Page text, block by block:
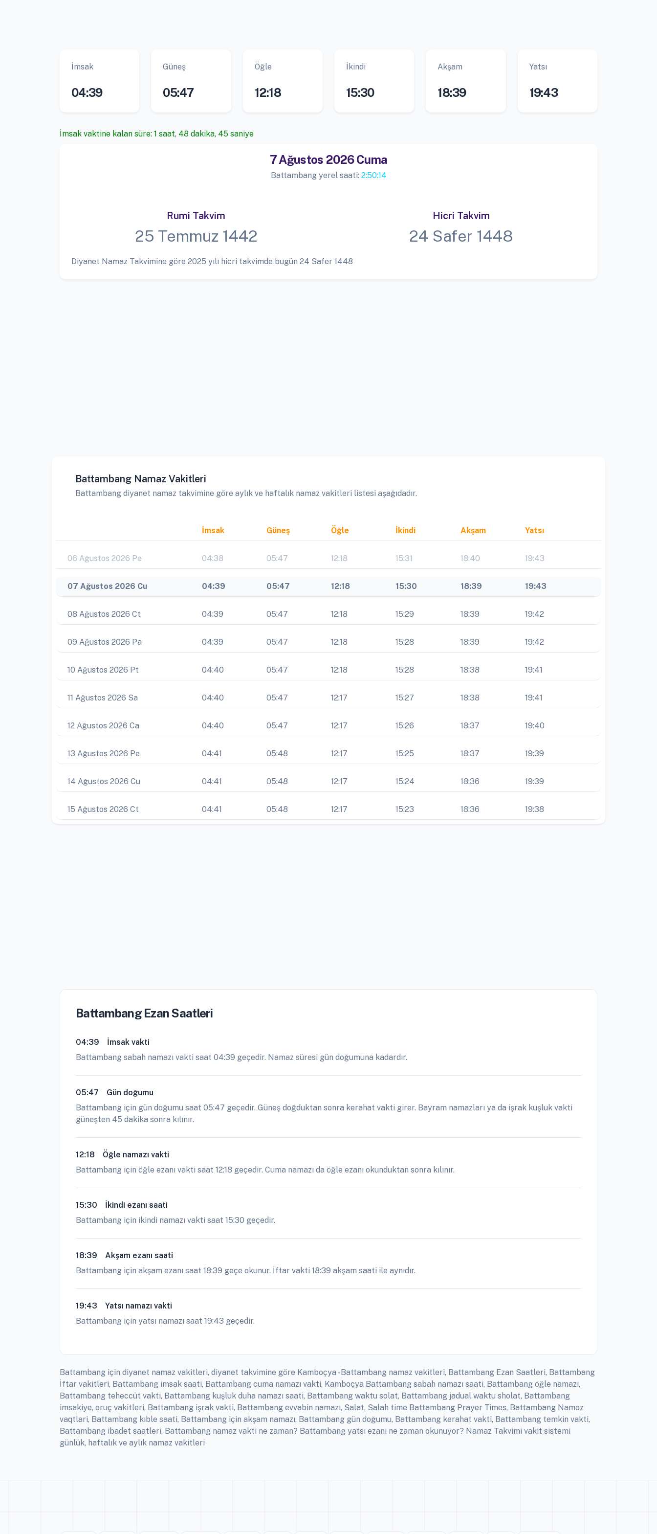
İmsak
04:39
Güneş
05:47
Öğle
12:18
İkindi
15:30
Akşam
18:39
Yatsı
19:43
İmsak vaktine kalan süre: 1 saat, 48 dakika, 45 saniye
7 Ağustos 2026 Cuma
Battambang yerel saati: 2:50:14
Rumi Takvim
25 Temmuz 1442
Hicri Takvim
24 Safer 1448
Diyanet Namaz Takvimine göre 2025 yılı hicri takvimde bugün 24 Safer 1448
Battambang Namaz Vakitleri
Battambang diyanet namaz takvimine göre aylık ve haftalık namaz vakitleri listesi aşağıdadır.
İmsak Güneş Öğle İkindi Akşam Yatsı
06 Ağustos 2026 Pe 04:38 05:47 12:18 15:31 18:40 19:43
07 Ağustos 2026 Cu 04:39 05:47 12:18 15:30 18:39 19:43
08 Ağustos 2026 Ct 04:39 05:47 12:18 15:29 18:39 19:42
09 Ağustos 2026 Pa 04:39 05:47 12:18 15:28 18:39 19:42
10 Ağustos 2026 Pt 04:40 05:47 12:18 15:28 18:38 19:41
11 Ağustos 2026 Sa 04:40 05:47 12:17 15:27 18:38 19:41
12 Ağustos 2026 Ca 04:40 05:47 12:17 15:26 18:37 19:40
13 Ağustos 2026 Pe 04:41 05:48 12:17 15:25 18:37 19:39
14 Ağustos 2026 Cu 04:41 05:48 12:17 15:24 18:36 19:39
15 Ağustos 2026 Ct 04:41 05:48 12:17 15:23 18:36 19:38
Battambang Ezan Saatleri
04:39
İmsak vakti
Battambang sabah namazı vakti saat 04:39 geçedir. Namaz süresi gün doğumuna kadardır.
05:47
Gün doğumu
Battambang için gün doğumu saat 05:47 geçedir. Güneş doğduktan sonra kerahat vakti girer. Bayram namazları ya da işrak kuşluk vakti
güneşten 45 dakika sonra kılınır.
12:18
Öğle namazı vakti
Battambang için öğle ezanı vakti saat 12:18 geçedir. Cuma namazı da öğle ezanı okunduktan sonra kılınır.
15:30
İkindi ezanı saati
Battambang için ikindi namazı vakti saat 15:30 geçedir.
18:39
Akşam ezanı saati
Battambang için akşam ezanı saat 18:39 geçe okunur. İftar vakti 18:39 akşam saati ile aynıdır.
19:43
Yatsı namazı vakti
Battambang için yatsı namazı saat 19:43 geçedir.
Battambang için diyanet namaz vakitleri, diyanet takvimine göre Kamboçya - Battambang namaz vakitleri, Battambang Ezan Saatleri, Battambang
İftar vakitleri, Battambang imsak saati, Battambang cuma namazı vakti, Kamboçya Battambang sabah namazı saati, Battambang öğle namazı,
Battambang teheccüt vakti, Battambang kuşluk duha namazı saati, Battambang waktu solat, Battambang jadual waktu sholat, Battambang
imsakiye, oruç vakitleri, Battambang işrak vakti, Battambang evvabin namazı, Salat, Salah time Battambang Prayer Times, Battambang Namoz
vaqtlari, Battambang kıble saati, Battambang için akşam namazı, Battambang gün doğumu, Battambang kerahat vakti, Battambang temkin vakti,
Battambang ibadet saatleri, Battambang namaz vakti ne zaman? Battambang yatsı ezanı ne zaman okunuyor? Namaz Takvimi vakit sistemi
günlük, haftalık ve aylık namaz vakitleri